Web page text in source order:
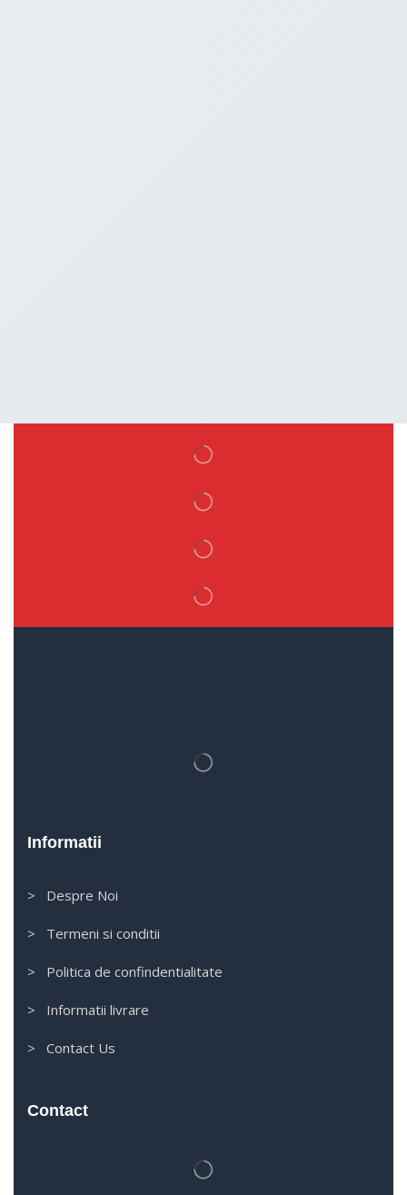
Informatii
> Despre Noi
> Termeni si conditii
> Politica de confindentialitate
> Informatii livrare
> Contact Us
Contact